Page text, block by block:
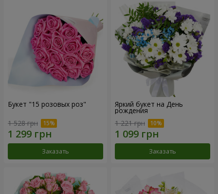
Букет "15 розовых роз"
1 528 грн
Заказать
Яркий букет на День
рождения
1 221 грн
Заказать